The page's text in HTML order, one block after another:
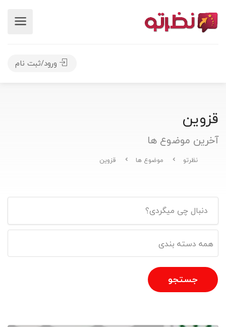
ورود/ثبت نام
قزوین
آخرین موضوع ها
نظرتو موضوع ها قزوین
جستجو